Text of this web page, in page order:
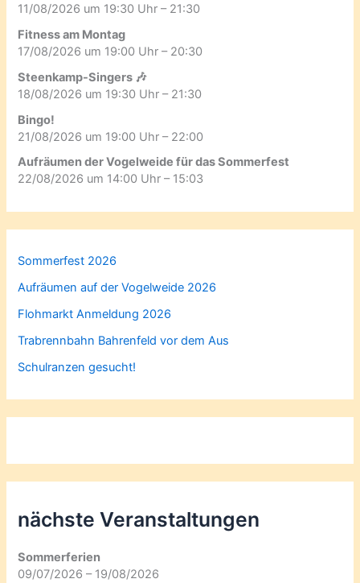
11/08/2026 um 19:30 Uhr – 21:30
Fitness am Montag
17/08/2026 um 19:00 Uhr – 20:30
Steenkamp-Singers 🎶
18/08/2026 um 19:30 Uhr – 21:30
Bingo!
21/08/2026 um 19:00 Uhr – 22:00
Aufräumen der Vogelweide für das Sommerfest
22/08/2026 um 14:00 Uhr – 15:03
Sommerfest 2026
Aufräumen auf der Vogelweide 2026
Flohmarkt Anmeldung 2026
Trabrennbahn Bahrenfeld vor dem Aus
Schulranzen gesucht!
nächste Veranstaltungen
Sommerferien
09/07/2026 – 19/08/2026